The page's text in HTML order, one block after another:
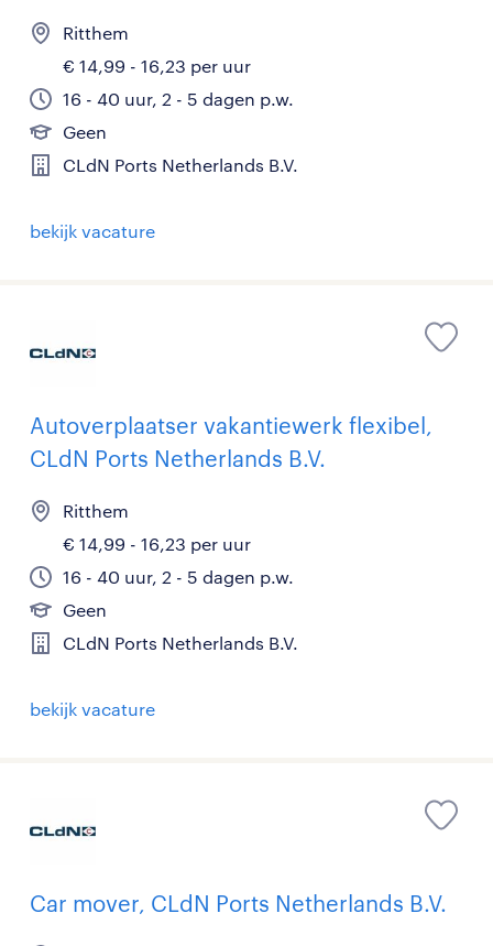
Ritthem
€ 14,99 - 16,23 per uur
16 - 40 uur, 2 - 5 dagen p.w.
Geen
CLdN Ports Netherlands B.V.
bekijk vacature
Autoverplaatser vakantiewerk flexibel,
CLdN Ports Netherlands B.V.
Ritthem
€ 14,99 - 16,23 per uur
16 - 40 uur, 2 - 5 dagen p.w.
Geen
CLdN Ports Netherlands B.V.
bekijk vacature
Car mover, CLdN Ports Netherlands B.V.